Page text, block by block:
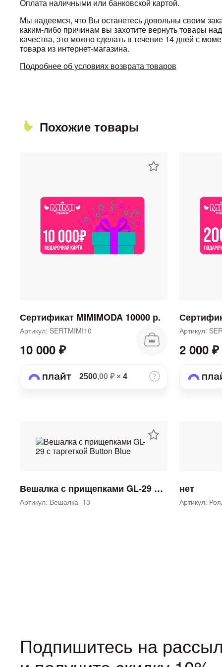
Оплата наличными или банковской картой.
Мы надеемся, что Вы останетесь довольны своим
каким-либо причинам вы захотите вернуть товары
качества, это можно сделать в течение 14 дней с
товара из интернет-магазина.
Подробнее об условиях возврата товаров
Похожие товары
Сертификат MIMIMODA 10000 р.
Артикул: SERTMIMI10
10 000 ₽
2500,00 ₽× 4
Артикул:
2 000 ₽
Вешалка с прищепками GL-29 с таргеткой Button Blue
Артикул: Вешалка_13
нет
Артикул:
Подпишитесь на